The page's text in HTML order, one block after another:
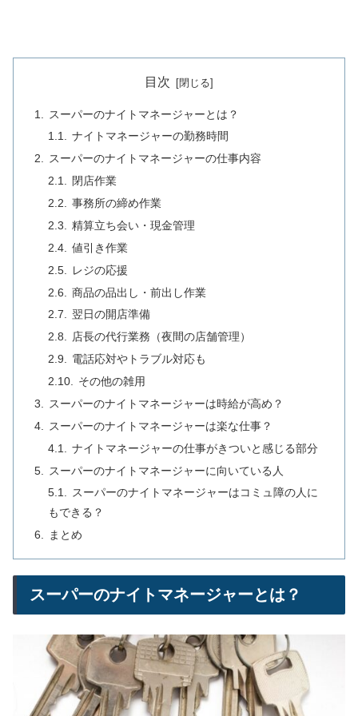
目次
スーパーのナイトマネージャーとは？
ナイトマネージャーの勤務時間
スーパーのナイトマネージャーの仕事内容
閉店作業
事務所の締め作業
精算立ち会い・現金管理
値引き作業
レジの応援
商品の品出し・前出し作業
翌日の開店準備
店長の代行業務（夜間の店舗管理）
電話応対やトラブル対応も
その他の雑用
スーパーのナイトマネージャーは時給が高め？
スーパーのナイトマネージャーは楽な仕事？
ナイトマネージャーの仕事がきついと感じる部分
スーパーのナイトマネージャーに向いている人
スーパーのナイトマネージャーはコミュ障の人に
もできる？
まとめ
スーパーのナイトマネージャーとは？